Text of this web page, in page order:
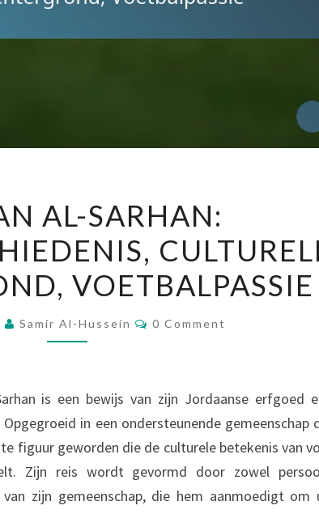
AL-
SARHAN:
LEVENSGESCHIEDENIS,
CULTURELE
VOETBALPASSIE
AL-SARHAN:
VOETBALPASSIE
Samir Al-Hussein Comments
0 Comment
is een bewijs van zijn Jordaanse erfgoed
in een ondersteunende gemeenschap
figuur geworden die de culturele betekenis van
Zijn reis wordt gevormd door zowel
zijn gemeenschap, die hem aanmoedigt